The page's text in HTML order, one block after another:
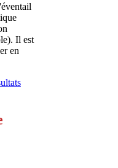
Il est
en